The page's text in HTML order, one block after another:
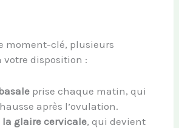
moment-clé, plusieurs
votre disposition :
prise chaque matin, qui
après l’ovulation.
la glaire cervicale, qui devient